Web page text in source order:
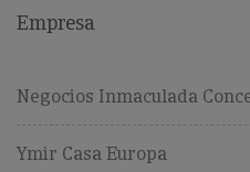
Empresa
Negocios Inmaculada
Ymir Casa Europa